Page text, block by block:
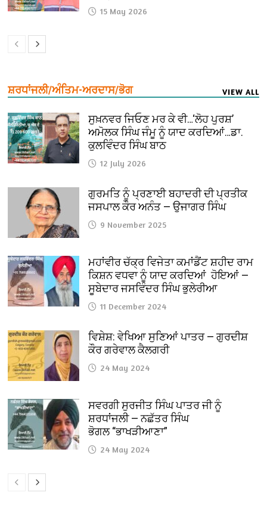
15 May 2026
ਸ਼ਰਧਾਂਜਲੀ/ਅੰਤਿਮ-ਅਰਦਾਸ/ਭੋਗ VIEW ALL
ਸੁਖ਼ਨਵਰ ਜਿਓਣ ਮਰ ਕੇ ਵੀ…‘ਲੋਹ ਪੁਰਸ਼’
ਅਮੋਲਕ ਸਿੰਘ ਜੰਮੂ ਨੂੰ ਯਾਦ ਕਰਦਿਆਂ…ਡਾ.
ਕੁਲਵਿੰਦਰ ਸਿੰਘ ਬਾਠ
12 July 2026
ਗੁਰਮਤਿ ਨੂੰ ਪ੍ਰਣਾਈ ਬਹਾਦਰੀ ਦੀ ਪ੍ਰਤੀਕ
ਜਸਪਾਲ ਕੌਰ ਅਨੰਤ — ਉਜਾਗਰ ਸਿੰਘ
9 November 2025
ਮਹਾਂਵੀਰ ਚੱਕ੍ਰ ਵਿਜੇਤਾ ਕਮਾਂਡੈਂਟ ਸ਼ਹੀਦ ਰਾਮ
ਕਿਸ਼ਨ ਵਧਵਾ ਨੂੰ ਯਾਦ ਕਰਦਿਆਂ ਹੋਇਆਂ —
ਸੂਬੇਦਾਰ ਜਸਵਿੰਦਰ ਸਿੰਘ ਭੁਲੇਰੀਆ
11 December 2024
ਵਿਸ਼ੇਸ਼: ਵੇਖਿਆ ਸੁਣਿਆਂ ਪਾਤਰ — ਗੁਰਦੀਸ਼
ਕੌਰ ਗਰੇਵਾਲ ਕੈਲਗਰੀ
24 May 2024
ਸਵਰਗੀ ਸੁਰਜੀਤ ਸਿੰਘ ਪਾਤਰ ਜੀ ਨੂੰ
ਸ਼ਰਧਾਂਜਲੀ — ਨਛੱਤਰ ਸਿੰਘ
ਭੋਗਲ “ਭਾਖੜੀਆਣਾ”
24 May 2024